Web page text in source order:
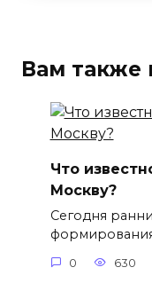
Вам также
Что
Москву?
Сегодня
0 630